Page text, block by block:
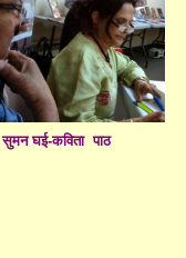
सुमन घई-कविता पाठ